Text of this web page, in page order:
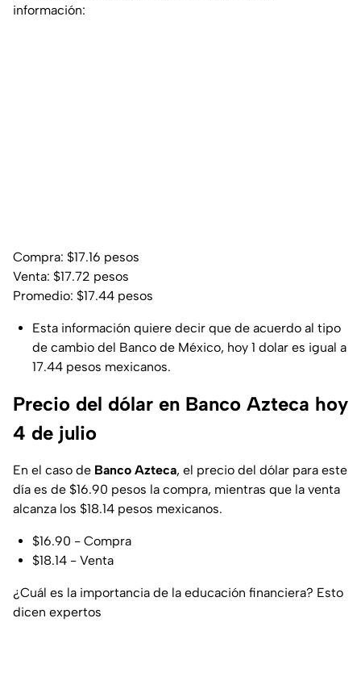
información:
Compra: $17.16 pesos
Venta: $17.72 pesos
Promedio: $17.44 pesos
Esta información quiere decir que de acuerdo al tipo
de cambio del Banco de México, hoy 1 dolar es igual a
17.44 pesos mexicanos.
Precio del dólar en Banco Azteca hoy
4 de julio
En el caso de Banco Azteca, el precio del dólar para este
día es de $16.90 pesos la compra, mientras que la venta
alcanza los $18.14 pesos mexicanos.
$16.90 - Compra
$18.14 - Venta
¿Cuál es la importancia de la educación financiera? Esto
dicen expertos